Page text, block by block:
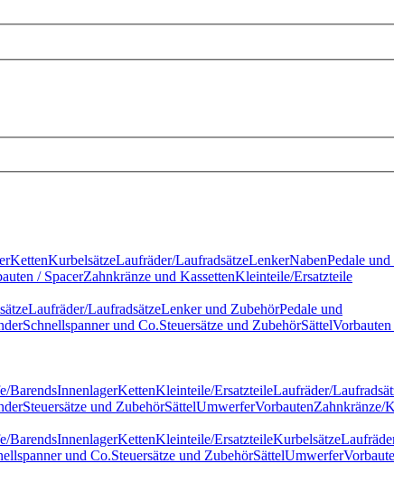
KettenKurbelsätzeLaufräder/LaufradsätzeLenkerNabenPedale
/ SpacerZahnkränze und KassettenKleinteile/Ersatzteile
Laufräder/LaufradsätzeLenker und ZubehörPedale und
Schnellspanner und Co.Steuersätze und ZubehörSättel
BarendsInnenlagerKettenKleinteile/ErsatzteileLaufräder/
Steuersätze und ZubehörSättelUmwerferVorbautenZahnkränze/
BarendsInnenlagerKettenKleinteile/ErsatzteileKurbelsätze
und Co.Steuersätze und ZubehörSättelUmwerfer